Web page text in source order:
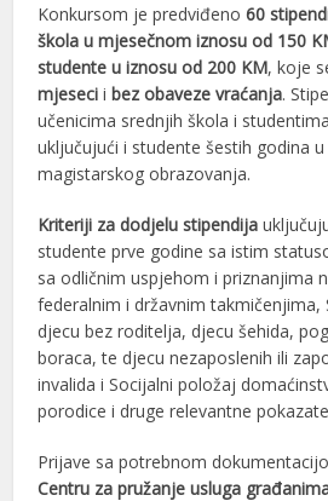
Konkursom je predviđeno60
škola u mjesečnom iznosu od 150
studente u iznosu od 200 KM, koje
mjeseci ibez obaveze vraćanja.
učenicima srednjih škola i
uključujući i studente šestih godina
magistarskog obrazovanja.
Kriteriji za dodjelu stipendija
studente prve godine sa istim
sa odličnim uspjehom i priznanjima
federalnim i državnim takmičenjima,
djecu bez roditelja, djecu šehida,
boraca, te djecu nezaposlenih ili
invalida i Socijalni položaj
porodice i druge relevantne
Prijave sa potrebnom
Centru za pružanje usluga